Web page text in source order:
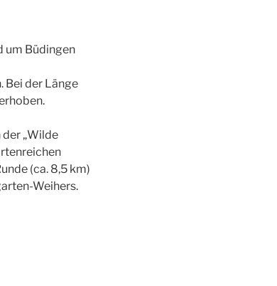
um Büdingen
Bei der Länge
„Wilde
(ca. 8,5 km)
Weihers.